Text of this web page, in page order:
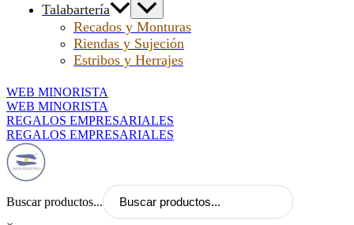
Talabartería
Recados y Monturas
Riendas y Sujeción
Estribos y Herrajes
WEB MINORISTA
WEB MINORISTA
REGALOS EMPRESARIALES
REGALOS EMPRESARIALES
Buscar productos...